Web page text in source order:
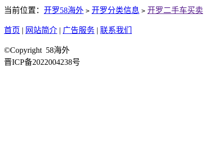
当前位置： 开罗58海外 > 开罗分类信息 > 开罗二手车买卖
首页 | 网站简介 | 广告服务 | 联系我们
©Copyright 58海外
晋ICP备2022004238号